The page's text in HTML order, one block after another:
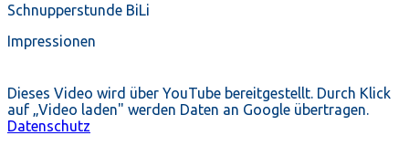
Schnupperstunde BiLi
Impressionen
Dieses Video wird über YouTube bereitgestellt. Durch Klick
auf „Video laden" werden Daten an Google übertragen.
Datenschutz